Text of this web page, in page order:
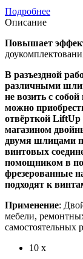
Подробнее
Описание
Повышает
В разъездной
различными
не возить с
можно
отвёрткой LiftUp
магазином
двумя шлицами
винтовых
помощником в
фрезерованные
подходят к
Применение:
мебели,
самостоятельных
10 x